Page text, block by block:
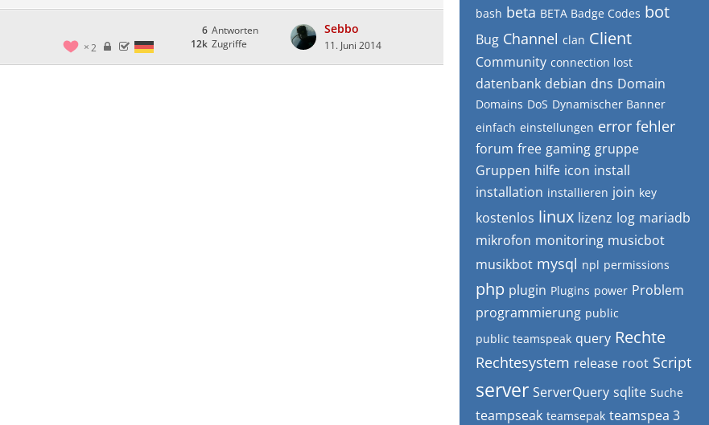
2
Antworten
6
Zugriffe
12k
Sebbo
11. Juni 2014
bash beta BETA Badge Codes bot
Bug Channel clan Client
Community connection lost
datenbank debian dns Domain
Domains DoS Dynamischer Banner
einfach einstellungen error fehler
forum free gaming gruppe
Gruppen hilfe icon install
installation installieren join key
kostenlos linux lizenz log mariadb
mikrofon monitoring musicbot
musikbot mysql npl permissions
php plugin Plugins power Problem
programmierung public
public teamspeak query Rechte
Rechtesystem release root Script
server ServerQuery sqlite Suche
teampseak teamsepak teamspea 3